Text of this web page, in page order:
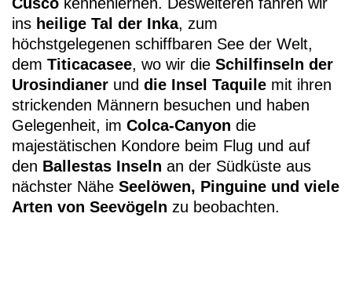
ins heilige Tal der Inka, zum
höchstgelegenen schiffbaren See der Welt,
dem Titicacasee, wo wir die Schilfinseln der
Urosindianer und die Insel Taquile mit ihren
strickenden Männern besuchen und haben
Gelegenheit, im Colca-Canyon die
majestätischen Kondore beim Flug und auf
den Ballestas Inseln an der Südküste aus
nächster Nähe Seelöwen, Pinguine und viele
Arten von Seevögeln zu beobachten.